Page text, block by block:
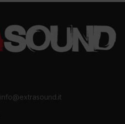
info@extrasound.it